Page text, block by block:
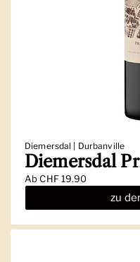
Diemersdal | Durbanville
Diemersdal
AbCHF 19.90
zu